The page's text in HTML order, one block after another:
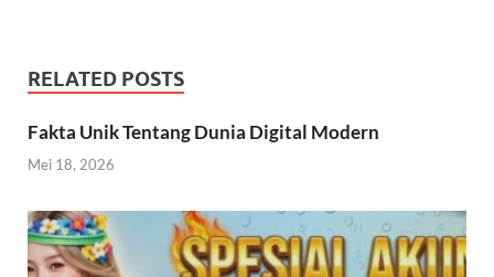
RELATED POSTS
Fakta Unik Tentang Dunia Digital Modern
Mei 18, 2026